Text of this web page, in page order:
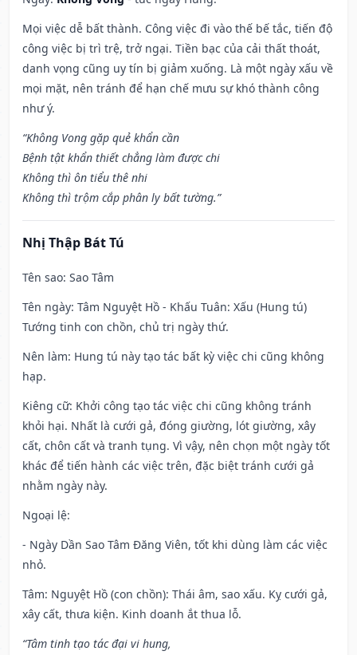
Mọi việc dễ bất thành. Công việc đi vào thế bế tắc, tiến độ
công việc bị trì trệ, trở ngại. Tiền bạc của cải thất thoát,
danh vọng cũng uy tín bị giảm xuống. Là một ngày xấu về
mọi mặt, nên tránh để hạn chế mưu sự khó thành công
như ý.
“Không Vong gặp quẻ khẩn cần
Bệnh tật khẩn thiết chẳng làm được chi
Không thì ôn tiểu thê nhi
Không thì trộm cắp phân ly bất tường.”
Nhị Thập Bát Tú
Tên sao: Sao Tâm
Tên ngày: Tâm Nguyệt Hồ - Khấu Tuân: Xấu (Hung tú)
Tướng tinh con chồn, chủ trị ngày thứ.
Nên làm: Hung tú này tạo tác bất kỳ việc chi cũng không
hạp.
Kiêng cữ: Khởi công tạo tác việc chi cũng không tránh
khỏi hại. Nhất là cưới gả, đóng giường, lót giường, xây
cất, chôn cất và tranh tụng. Vì vậy, nên chọn một ngày tốt
khác để tiến hành các việc trên, đặc biệt tránh cưới gả
nhằm ngày này.
Ngoại lệ:
- Ngày Dần Sao Tâm Đăng Viên, tốt khi dùng làm các việc
nhỏ.
Tâm: Nguyệt Hồ (con chồn): Thái âm, sao xấu. Kỵ cưới gả,
xây cất, thưa kiện. Kinh doanh ắt thua lỗ.
“Tâm tinh tạo tác đại vi hung,